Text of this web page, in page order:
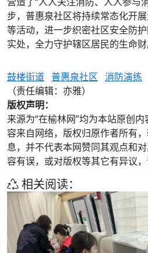
步，普惠泉社区将持续常态化开
等活动，进一步织密社区安全防
实处，全力守护辖区居民的生命财
鼓楼街道 普惠泉社区 消防演练
（责任编辑：亦雅）
版权声明：
来源为“在榆林网”均为本站原创
容来自网络，版权归原作者所有
息，并不代表本网赞同其观点和
容有误，或对版权等其它有异议，
相关阅读：